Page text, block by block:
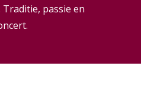
Traditie, passie en